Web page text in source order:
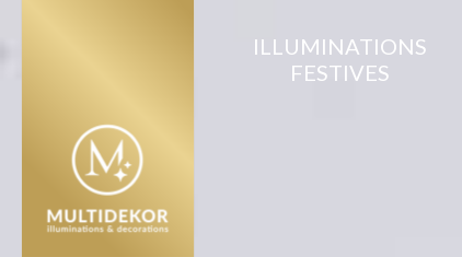
ILLUMINATIONS
FESTIVES